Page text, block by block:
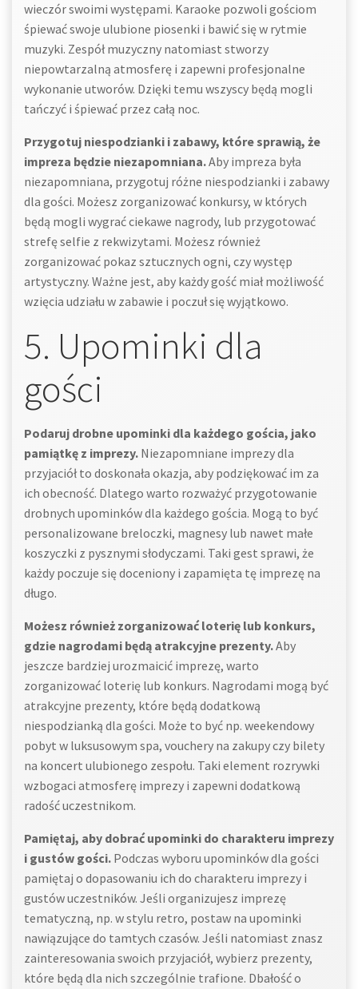
wieczór swoimi występami. Karaoke pozwoli gościom
śpiewać swoje ulubione piosenki i bawić się w rytmie
muzyki. Zespół muzyczny natomiast stworzy
niepowtarzalną atmosferę i zapewni profesjonalne
wykonanie utworów. Dzięki temu wszyscy będą mogli
tańczyć i śpiewać przez całą noc.
Przygotuj niespodzianki i zabawy, które sprawią, że
impreza będzie niezapomniana.Aby impreza była
niezapomniana, przygotuj różne niespodzianki i zabawy
dla gości. Możesz zorganizować konkursy, w których
będą mogli wygrać ciekawe nagrody, lub przygotować
strefę selfie z rekwizytami. Możesz również
zorganizować pokaz sztucznych ogni, czy występ
artystyczny. Ważne jest, aby każdy gość miał możliwość
wzięcia udziału w zabawie i poczuł się wyjątkowo.
5. Upominki dla
gości
Podaruj drobne upominki dla każdego gościa, jako
pamiątkę z imprezy. Niezapomniane imprezy dla
przyjaciół to doskonała okazja, aby podziękować im za
ich obecność. Dlatego warto rozważyć przygotowanie
drobnych upominków dla każdego gościa. Mogą to być
personalizowane breloczki, magnesy lub nawet małe
koszyczki z pysznymi słodyczami. Taki gest sprawi, że
każdy poczuje się doceniony i zapamięta tę imprezę na
długo.
Możesz również zorganizować loterię lub konkurs,
gdzie nagrodami będą atrakcyjne prezenty.Aby
jeszcze bardziej urozmaicić imprezę, warto
zorganizować loterię lub konkurs. Nagrodami mogą być
atrakcyjne prezenty, które będą dodatkową
niespodzianką dla gości. Może to być np. weekendowy
pobyt w luksusowym spa, vouchery na zakupy czy bilety
na koncert ulubionego zespołu. Taki element rozrywki
wzbogaci atmosferę imprezy i zapewni dodatkową
radość uczestnikom.
Pamiętaj, aby dobrać upominki do charakteru imprezy
i gustów gości. Podczas wyboru upominków dla gości
pamiętaj o dopasowaniu ich do charakteru imprezy i
gustów uczestników. Jeśli organizujesz imprezę
tematyczną, np. w stylu retro, postaw na upominki
nawiązujące do tamtych czasów. Jeśli natomiast znasz
zainteresowania swoich przyjaciół, wybierz prezenty,
które będą dla nich szczególnie trafione. Dbałość o